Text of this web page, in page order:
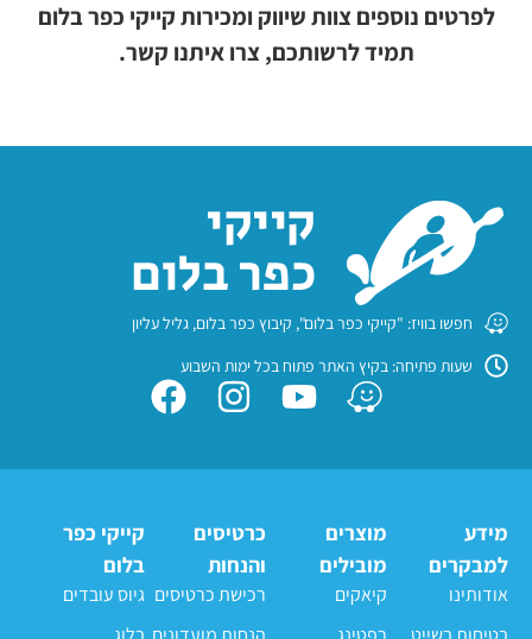
לפרטים נוספים צוות שיווק ומכירות קייקי כפר בלום
תמיד לרשותכם, צרו איתנו קשר.
מידע
למבקרים
אודותינו
מוצרים
מובילים
קיאקים
כרטיסים
והנחות
רכישת כרטיסים
קייקי כפר
בלום
גיוס עובדים
חפשו בוויז: "קייקי כפר בלום", קיבוץ כפר בלום, גליל עליון
שעות פתיחה: בקיץ האתר פתוח בכל ימות השבוע